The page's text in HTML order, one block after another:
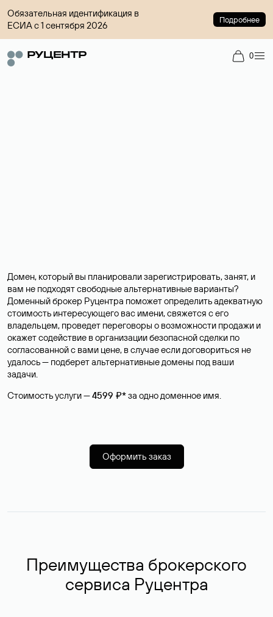
Обязательная идентификация в
ЕСИА с 1 сентября 2026
Подробнее
0
Домен, который вы планировали зарегистрировать, занят, и
вам не подходят свободные альтернативные варианты?
Доменный брокер Руцентра поможет определить адекватную
стоимость интересующего вас имени, свяжется с его
владельцем, проведет переговоры о возможности продажи и
окажет содействие в организации безопасной сделки по
согласованной с вами цене, в случае если договориться не
удалось — подберет альтернативные домены под ваши
задачи.
Стоимость услуги —4599 ₽*за одно доменное имя.
Оформить заказ
Преимущества брокерского
сервиса Руцентра